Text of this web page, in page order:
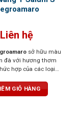
Liên hệ
sở hữu màu
đà với hương thơm
hợp của các loại
mùi hương thoang
lá và da thuộc. Vị
GIỎ HÀNG